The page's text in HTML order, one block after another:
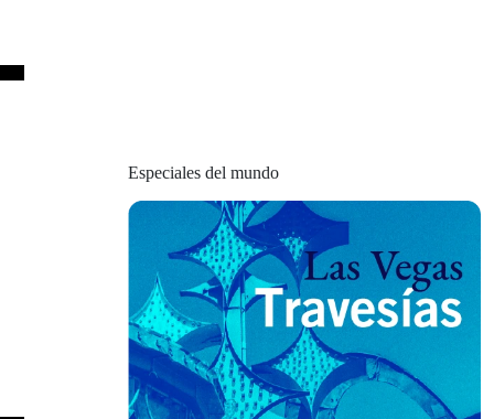
Especiales del mundo